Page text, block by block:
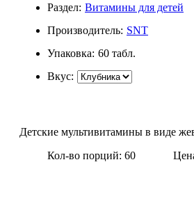
Коэнзим Q10
Лецитин
Щитовидная железа
Раздел: Витамины для детей
Производитель: SNT
Упаковка: 60 табл.
Вкус:
Детские мультивитамины в виде
Кол-во порций: 60